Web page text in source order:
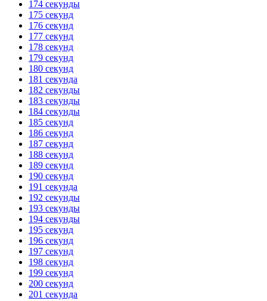
174 секунды
175 секунд
176 секунд
177 секунд
178 секунд
179 секунд
180 секунд
181 секунда
182 секунды
183 секунды
184 секунды
185 секунд
186 секунд
187 секунд
188 секунд
189 секунд
190 секунд
191 секунда
192 секунды
193 секунды
194 секунды
195 секунд
196 секунд
197 секунд
198 секунд
199 секунд
200 секунд
201 секунда